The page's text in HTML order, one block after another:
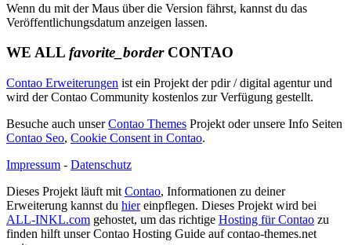
Wenn du mit der Maus über die Version fährst, kannst du das
Veröffentlichungsdatum anzeigen lassen.
WE ALL favorite_borderCONTAO
Contao Erweiterungen ist ein Projekt der pdir / digital agentur und
wird der Contao Community kostenlos zur Verfügung gestellt.
Besuche auch unserContao Themes Projekt oder unsere Info Seiten
Contao Seo, Cookie Consent in Contao.
Impressum - Datenschutz
Dieses Projekt läuft mit Contao, Informationen zu deiner
Erweiterung kannst du hiereinpflegen. Dieses Projekt wird bei
ALL-INKL.com gehostet, um das richtige Hosting für Contao zu
finden hilft unser Contao Hosting Guide auf contao-themes.net